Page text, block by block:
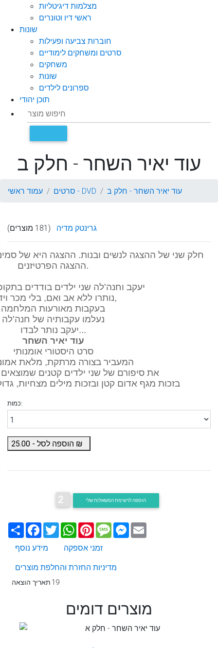
מצלמות דיגיטליות
ראשי דיו וטונרים
שונות
חוברות צביעה ופעילות
סרטים ומשחקים לימודיים
משחקים
שונות
ספרונים לילדים
תוכן יהודי
עוד יאיר השחר - חלק ב
עמוד ראשי סרטים - DVD עוד יאיר השחר - חלק ב
גרינטק מדיה (181 מוצרים)
חלק שני של ההצגה לנשים ובנות. ההצגה היא של
ההצגה הפרטיזנים.
יעקב וחנה'לה שני ילדים בודדים
נותרו ללא אב ואם, בלי מכר וידיד,
בעקבות מאורעות המלחמה
נעלמו עקבותיה של חנה'לה
יעקב נותר לבדו...
עוד יאיר השחר
סרט היסטורי אומנותי
המעביר בצורה מרתקת, מלאת
את סיפורם של שני ילדים קטנים
בזכות מגף אדום קטן ובזכות מילים מצחיות,
כמות:
הוספה לסל - 25.00
2 הוספה לרשימת המשאלות שלי
שתף Facebook
TwitterWhatsApp
PinterestMessageMessenger
מידע נוסף
זמני אספקה
מדיניות החזרת והחלפת מוצרים
תאריך הוצאה 19
מוצרים דומים